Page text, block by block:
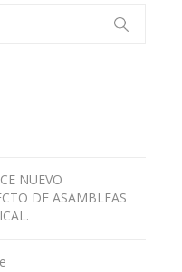
NUEVO
DE ASAMBLEAS